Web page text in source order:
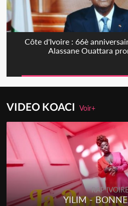
Côte d'Ivoire : 66è
Alassane Ouattara
VIDEO KOACIVoir+
RAP
YILIM -